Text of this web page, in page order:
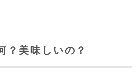
？美味しいの？